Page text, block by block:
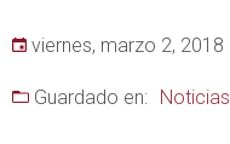
viernes, marzo 2, 2018
Guardado en: Noticias